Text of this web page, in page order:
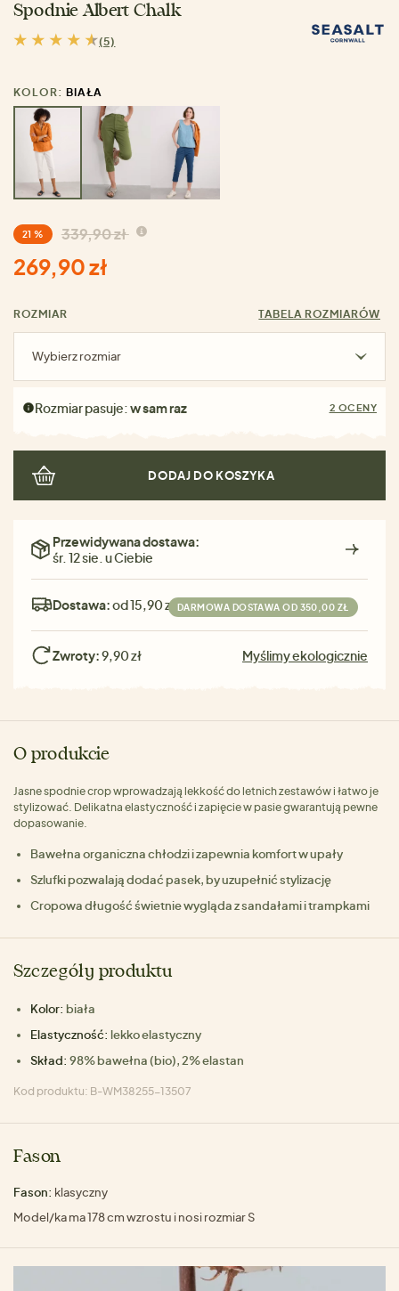
Spodnie Albert Chalk
(5)
KOLOR: BIAŁA
21 % 339,90 zł
269,90 zł
ROZMIAR TABELA ROZMIARÓW
Wybierz rozmiar
Rozmiar pasuje:w sam raz 2 OCENY
DODAJ DO KOSZYKA
Przewidywana dostawa:
śr. 12 sie. u Ciebie
Dostawa:od 15,90 zł DARMOWA DOSTAWA OD 350,00 ZŁ
Zwroty:9,90 zł Myślimy ekologicznie
O produkcie
Jasne spodnie crop wprowadzają lekkość do letnich zestawów i łatwo je
stylizować. Delikatna elastyczność i zapięcie w pasie gwarantują pewne
dopasowanie.
Bawełna organiczna chłodzi i zapewnia komfort w upały
Szlufki pozwalają dodać pasek, by uzupełnić stylizację
Cropowa długość świetnie wygląda z sandałami i trampkami
Szczegóły produktu
Kolor: biała
Elastyczność: lekko elastyczny
Skład: 98% bawełna (bio), 2% elastan
Kod produktu: B-WM38255-13507
Fason
Fason: klasyczny
Model/ka ma 178 cm wzrostu i nosi rozmiar S